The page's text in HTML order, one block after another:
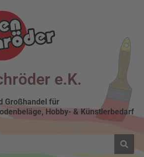
e.K.
Großhandel für
Hobby- & Künstlerbedarf